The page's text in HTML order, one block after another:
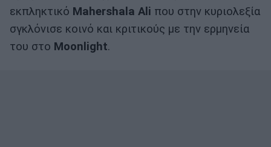
εκπληκτικό Mahershala Ali που στην κυριολεξία
σγκλόνισε κοινό και κριτικούς με την ερμηνεία
του στο Moonlight.